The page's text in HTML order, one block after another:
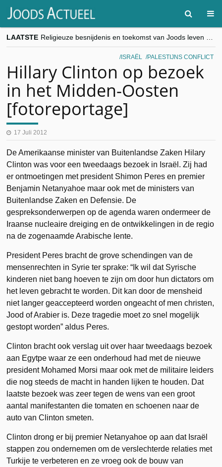
LAATSTE
“Besnijdenisdebat toont hoe moeilijk seculiere Westen minderheden begrijpt”, Jinnih Beels (Vooruit)
CITYTRIP | ROEMENIË – Boekarest: de verrassing van Oost-Europa
ISRAËL PALESTIJNS CONFLICT
Hillary Clinton op bezoek
in het Midden-Oosten
[fotoreportage]
17 Juli 2012
De Amerikaanse minister van Buitenlandse Zaken Hilary
Clinton was voor een tweedaags bezoek in Israël. Zij had
er ontmoetingen met president Shimon Peres en premier
Benjamin Netanyahoe maar ook met de ministers van
Buitenlandse Zaken en Defensie. De
gespreksonderwerpen op de agenda waren ondermeer de
Iraanse nucleaire dreiging en de ontwikkelingen in de regio
na de zogenaamde Arabische lente.
President Peres bracht de grove schendingen van de
mensenrechten in Syrie ter sprake: “Ik wil dat Syrische
kinderen niet bang hoeven te zijn om door hun dictators om
het leven gebracht te worden. Dit kan door de mensheid
niet langer geaccepteerd worden ongeacht of men christen,
Jood of Arabier is. Deze tragedie moet zo snel mogelijk
gestopt worden” aldus Peres.
Clinton bracht ook verslag uit over haar tweedaags bezoek
aan Egytpe waar ze een onderhoud had met de nieuwe
president Mohamed Morsi maar ook met de militaire leiders
die nog steeds de macht in handen lijken te houden. Dat
laatste bezoek was zeer tegen de wens van een groot
aantal manifestanten die tomaten en schoenen naar de
auto van Clinton smeten.
Clinton drong er bij premier Netanyahoe op aan dat Israël
stappen zou ondernemen om de verslechterde relaties met
Turkije te verbeteren en ze vroeg ook de bouw van